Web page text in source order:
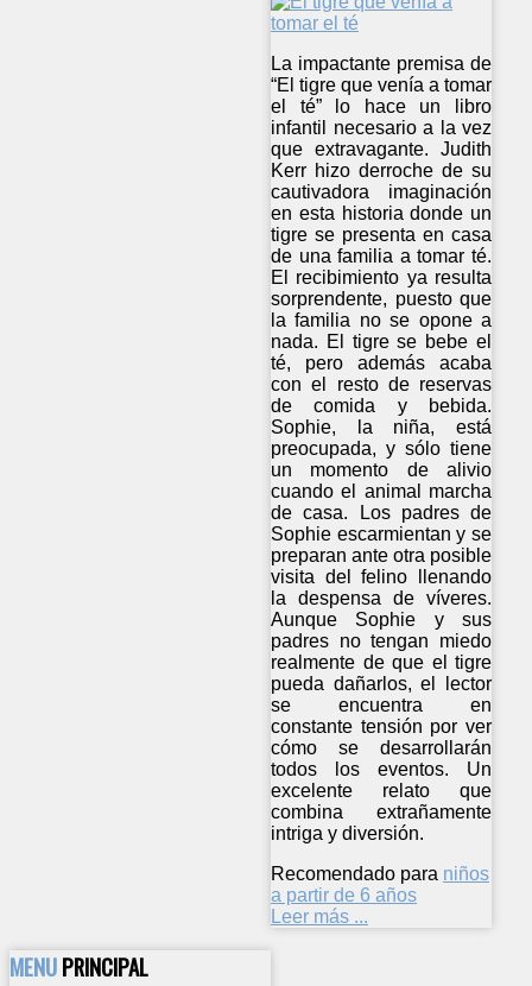
La impactante premisa de
“El tigre que venía a tomar
el té” lo hace un libro
infantil necesario a la vez
que extravagante. Judith
Kerr hizo derroche de su
cautivadora imaginación
en esta historia donde un
tigre se presenta en casa
de una familia a tomar té.
El recibimiento ya resulta
sorprendente, puesto que
la familia no se opone a
nada. El tigre se bebe el
té, pero además acaba
con el resto de reservas
de comida y bebida.
Sophie, la niña, está
preocupada, y sólo tiene
un momento de alivio
cuando el animal marcha
de casa. Los padres de
Sophie escarmientan y se
preparan ante otra posible
visita del felino llenando
la despensa de víveres.
Aunque Sophie y sus
padres no tengan miedo
realmente de que el tigre
pueda dañarlos, el lector
se encuentra en
constante tensión por ver
cómo se desarrollarán
todos los eventos. Un
excelente relato que
combina extrañamente
intriga y diversión.
Recomendado para niños
a partir de 6 años
Leer más ...
MENUPRINCIPAL